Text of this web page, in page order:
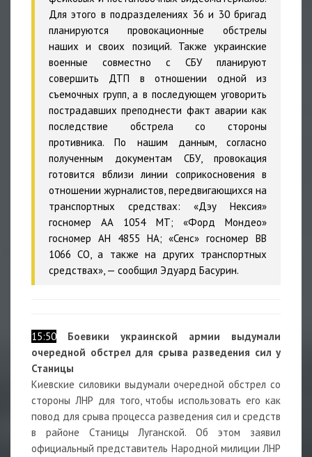
Для этого в подразделениях 36 и 30 бригад
планируются провокационные обстрелы
наших и своих позиций. Также украинские
военные совместно с СБУ планируют
совершить ДТП в отношении одной из
съемочных групп, а в последующем уговорить
пострадавших преподнести факт аварии как
последствие обстрела со стороны
противника. По нашим данным, согласно
полученным документам СБУ, провокация
готовится вблизи линии соприкосновения в
отношении журналистов, передвигающихся на
транспортных средствах: «Дэу Нексия»
госномер АА 1054 MТ; «Форд Мондео»
госномер АН 4855 НА; «Сенс» госномер BB
1066 СO, а также на других транспортных
средствах», — сообщил Эдуард Басурин.
15:50
Боевики украинской армии выдумали
очередной обстрел для срыва разведения сил у
Станицы
Киевские силовики выдумали очередной обстрел со
стороны ЛНР для того, чтобы использовать его как
повод для срыва процесса разведения сил и средств
в районе Станицы Луганской. Об этом заявил
официальный представитель Народной милиции ЛНР